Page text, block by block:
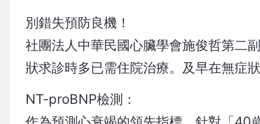
別錯失預防良機！
社團法人中華民國心臟學會施俊哲第二
狀求診時多已需住院治療。及早在無症
NT-proBNP檢測：